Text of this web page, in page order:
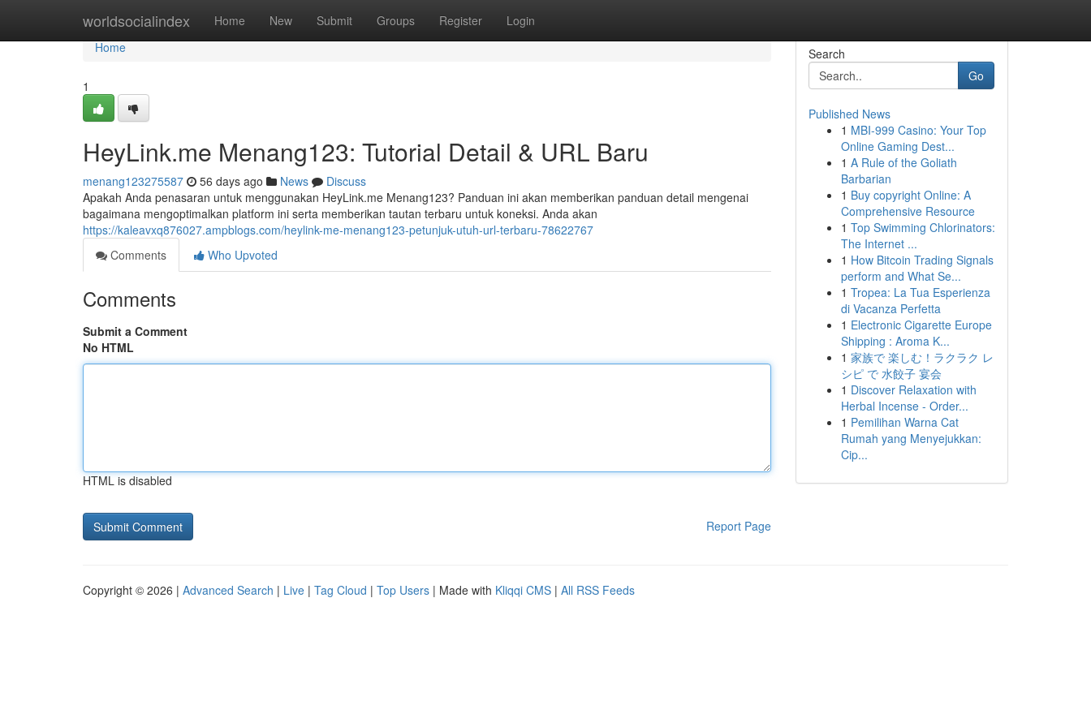
worldsocialindex Home New Submit Groups Register Login
Home
Home
1
HeyLink.me Menang123: Tutorial Detail & URL Baru
menang123275587 56 days ago News
Discuss
Apakah Anda penasaran untuk menggunakan HeyLink.me Menang123? Panduan ini akan memberikan panduan detail mengenai
bagaimana mengoptimalkan platform ini serta memberikan tautan terbaru untuk koneksi. Anda akan
https://kaleavxq876027.ampblogs.com/heylink-me-menang123-petunjuk-utuh-url-terbaru-78622767
Comments
Who Upvoted
Comments
Submit a Comment
No HTML
HTML is disabled
Report Page
Search
Go
Published News
1 MBI-999 Casino: Your Top
Online Gaming Dest...
1 A Rule of the Goliath
Barbarian
1 Buy copyright Online: A
Comprehensive Resource
1 Top Swimming Chlorinators:
The Internet ...
1 How Bitcoin Trading Signals
perform and What Se...
1 Tropea: La Tua Esperienza
di Vacanza Perfetta
1 Electronic Cigarette Europe
Shipping : Aroma K...
1 家族で 楽しむ！ラクラク レ
シピ で 水餃子 宴会
1 Discover Relaxation with
Herbal Incense - Order...
1 Pemilihan Warna Cat
Rumah yang Menyejukkan:
Cip...
Copyright © 2026 | Advanced Search | Live | Tag Cloud | Top Users | Made with Kliqqi CMS | All RSS Feeds